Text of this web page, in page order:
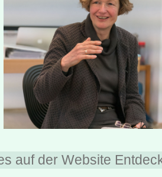
auf der Website